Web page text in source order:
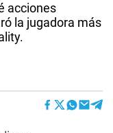
acciones
la jugadora más